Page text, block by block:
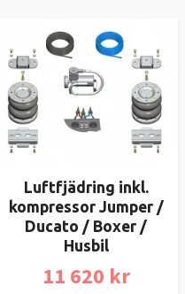
Luftfjädring inkl.
kompressor Jumper /
Ducato / Boxer /
Husbil
11 620 kr